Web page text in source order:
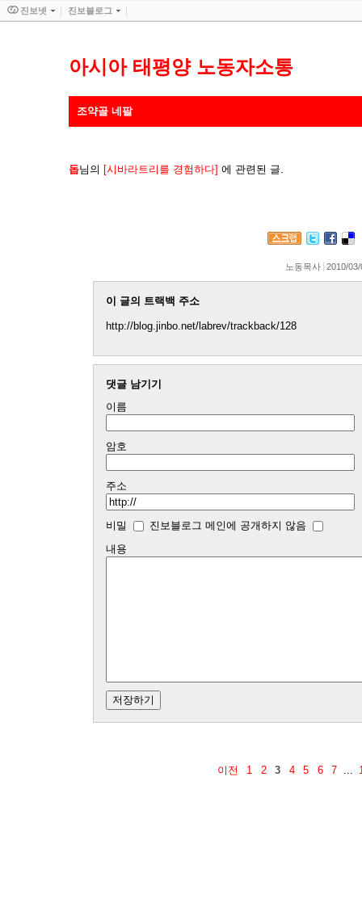
아시아 태평양 노동자소통
조약골 네팔
돕님의 [시바라트리를 경험하다] 에 관련된 글.
노동목사 2010/
이 글의 트랙백 주소
http://blog.jinbo.net/labrev/trackback/128
댓글 남기기
이름
암호
주소
비밀
진보블로그 메인에 공개하지 않음
내용
이전 1 2 3 4 5 6 7
진보넷 진보블로그